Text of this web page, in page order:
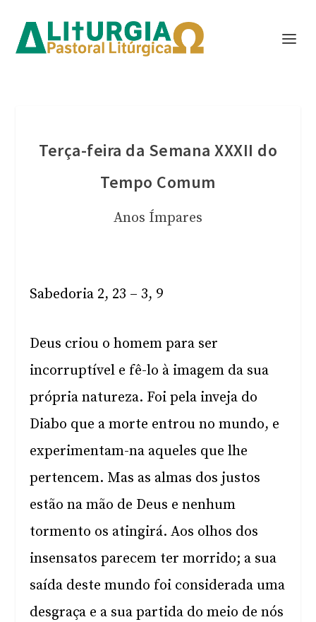
Terça-feira da Semana XXXII do
Tempo Comum
Anos Ímpares
Sabedoria 2, 23 – 3, 9
Deus criou o homem para ser
incorruptível e fê-lo à imagem da sua
própria natureza. Foi pela inveja do
Diabo que a morte entrou no mundo, e
experimentam-na aqueles que lhe
pertencem. Mas as almas dos justos
estão na mão de Deus e nenhum
tormento os atingirá. Aos olhos dos
insensatos parecem ter morrido; a sua
saída deste mundo foi considerada uma
desgraça e a sua partida do meio de nós